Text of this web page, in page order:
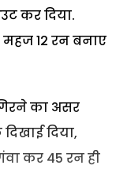
कर दिया.
12 रन बनाए
का असर
दिया,
कर 45 रन ही